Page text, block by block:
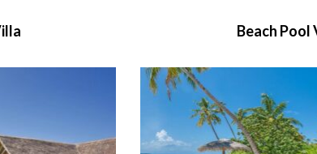
Beach Pool